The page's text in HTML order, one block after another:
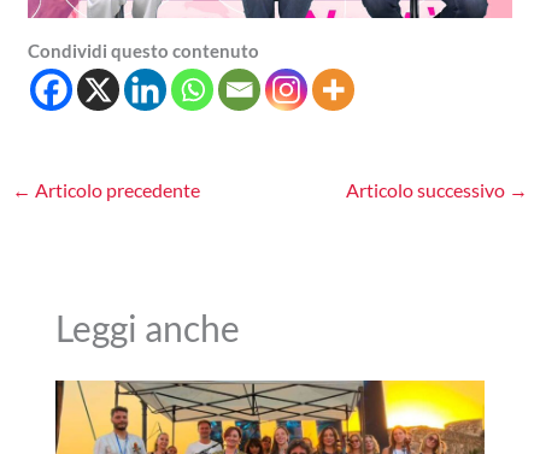
Condividi questo contenuto
← Articolo precedente Articolo successivo →
Leggi anche